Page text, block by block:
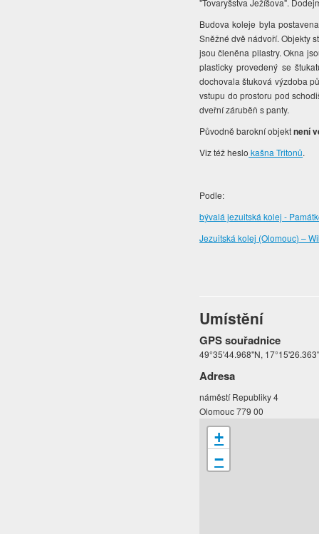
"Tovaryšstva Ježíšova".
Budova koleje byla
Sněžné dvě nádvoří. Objekty
jsou členěna pilastry. Okna
plasticky provedený se
dochovala štuková výzdoba
vstupu do prostoru pod
dveřní záruběň s panty.
Původně barokní objektnení
Viz též heslo kašna Tritonů.
Podle:
bývalá jezuitská kolej -
Jezuitská kolej (Olomouc) –
Umístění
GPS souřadnice
49°35'44.968"N,
Adresa
náměstí Republiky 4
Olomouc 779 00
+
−